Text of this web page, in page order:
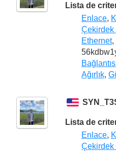
Lista de
Enlace,
Çekirdek
Ethernet,
Ağırlık,
Lista de
Enlace,
Çekirdek